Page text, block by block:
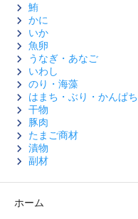
鮪
かに
いか
魚卵
うなぎ・あなご
いわし
のり・海藻
はまち・ぶり・かんぱち
干物
豚肉
たまご商材
漬物
副材
ホーム